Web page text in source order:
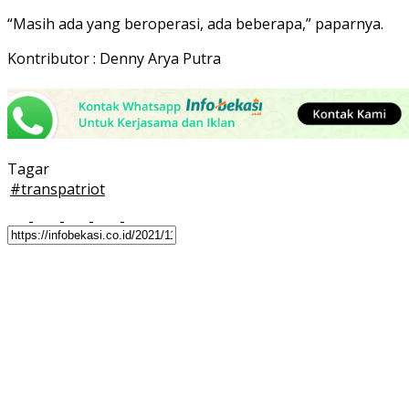
“Masih ada yang beroperasi, ada beberapa,” paparnya.
Kontributor : Denny Arya Putra
Tagar
#transpatriot